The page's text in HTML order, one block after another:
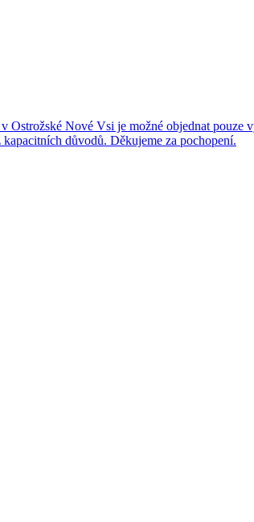
Nové Vsi je možné objednat pouze
důvodů. Děkujeme za pochopení.